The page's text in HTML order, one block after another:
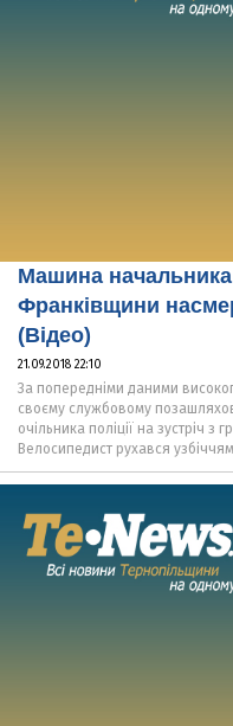
Машина начальника
Франківщини
(Відео)
21.09.2018 22:10
За попередніми даними
своєму службовому
очільника поліції на зустріч з
Велосипедист рухався